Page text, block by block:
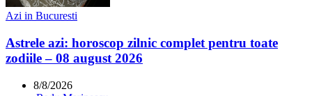
Azi in Bucuresti
Astrele azi: horoscop zilnic complet pentru toate
zodiile – 08 august 2026
8/8/2026